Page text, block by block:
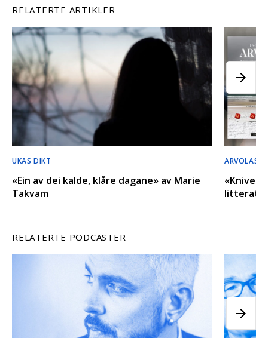
RELATERTE ARTIKLER
UKAS DIKT
«Ein av dei kalde, klåre dagane» av Marie
Takvam
ARVOLAS
«Kniven
RELATERTE PODCASTER